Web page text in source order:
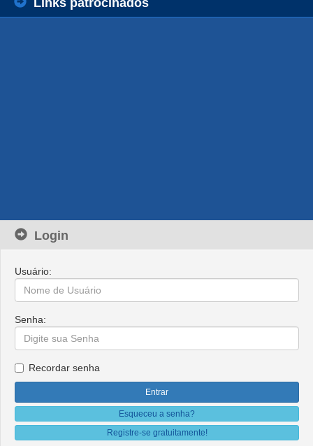
Links patrocinados
Login
Usuário:
Senha:
Recordar senha
Esqueceu a senha?
Registre-se gratuitamente!